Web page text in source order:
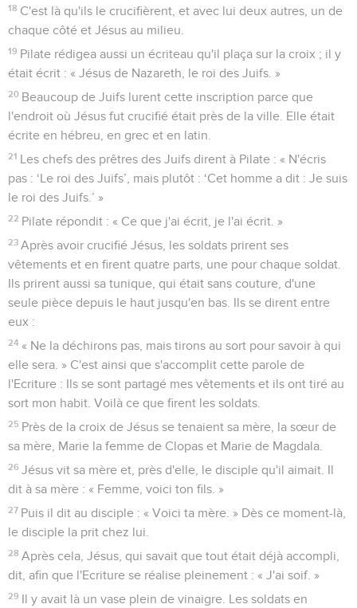
18 C'est là qu'ils le crucifièrent, et avec lui deux autres, un de
chaque côté et Jésus au milieu.
19 Pilate rédigea aussi un écriteau qu'il plaça sur la croix ; il y
était écrit : « Jésus de Nazareth, le roi des Juifs. »
20 Beaucoup de Juifs lurent cette inscription parce que
l'endroit où Jésus fut crucifié était près de la ville. Elle était
écrite en hébreu, en grec et en latin.
21 Les chefs des prêtres des Juifs dirent à Pilate : « N'écris
pas : ‘Le roi des Juifs’, mais plutôt : ‘Cet homme a dit : Je suis
le roi des Juifs.’ »
22 Pilate répondit : « Ce que j'ai écrit, je l'ai écrit. »
23 Après avoir crucifié Jésus, les soldats prirent ses
vêtements et en firent quatre parts, une pour chaque soldat.
Ils prirent aussi sa tunique, qui était sans couture, d'une
seule pièce depuis le haut jusqu'en bas. Ils se dirent entre
eux :
24 « Ne la déchirons pas, mais tirons au sort pour savoir à qui
elle sera. » C'est ainsi que s'accomplit cette parole de
l'Ecriture : Ils se sont partagé mes vêtements et ils ont tiré au
sort mon habit. Voilà ce que firent les soldats.
25 Près de la croix de Jésus se tenaient sa mère, la sœur de
sa mère, Marie la femme de Clopas et Marie de Magdala.
26 Jésus vit sa mère et, près d'elle, le disciple qu'il aimait. Il
dit à sa mère : « Femme, voici ton fils. »
27 Puis il dit au disciple : « Voici ta mère. » Dès ce moment-là,
le disciple la prit chez lui.
28 Après cela, Jésus, qui savait que tout était déjà accompli,
dit, afin que l'Ecriture se réalise pleinement : « J'ai soif. »
29 Il y avait là un vase plein de vinaigre. Les soldats en